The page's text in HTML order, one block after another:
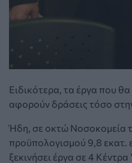
Ειδικότερα, τα έργα που
αφορούν δράσεις τόσο
Ήδη, σε οκτώ Νοσοκομεία
προϋπολογισμού 9,8 εκατ.
ξεκινήσει έργα σε 4